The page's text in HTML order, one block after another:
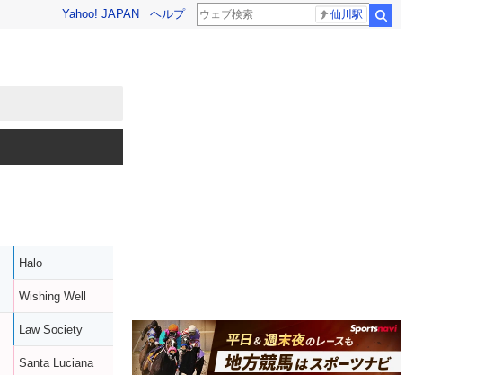
Yahoo! JAPAN ヘルプ 仙川駅
Halo
Wishing Well
Law Society
Santa Luciana